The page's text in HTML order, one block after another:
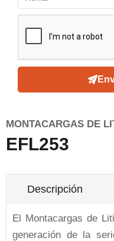
MONTACARGAS DE
EFL253
Descripción
El Montacargas de
generación de la